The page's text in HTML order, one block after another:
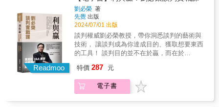
歲的生日禮物。更要獻給去年驟逝、已在天上
和老爸相聚的老媽，雖然我們無法再拿著我的
新書合照。老媽我愛您，感謝您，您們一直都
在。&前言/看電影學談判溝通這本書可以幫助
讀者更容易理解「看電影學談判溝通」的核心
理念、實踐方法以及相應的好處和利益，並激
發學習興趣。幫助讀者更具體理解如何透過
「看電影」來提升溝通技巧和談判時的應對能
工作及生活的目標與成功。&本書的五大特色：
1.深入分析電影場景對於每一部電影，挑選其
中關鍵場景深入分析，包括：「角色的人物背
的觀念、知識和技巧。我的第一本書《談判力
就是你的超能力》也在同年出版，幫助讀者：
不求全拿，但得更多，愈談愈有利。&無論談
判、銷售或溝通，我們都希望能在最短的時間
內：談判雙贏、成功銷售、有效溝通，呼應我
的前三本書：《談判力就是你的超能力》、
寓教於樂地將七部好電影寫在我的第四本書
裡，希望你喜歡這本書，更希望因為看了書，
引發你對這幾部好片的興趣，馬上去找正版電
這一步。 天災地變無法控制，人際衝突甚至戰
爭卻可以由我們自己終結， 開啟全新可能性，
創造彼此繁榮共存的未來！ 享譽世界的國際談
判專家尤瑞，具有人類學家及調解者的雙重背
景，他認為「衝突是自然的」，是生活的一部
分，各方不同立場的觀點與利益分岐，自然導
致衝突無處不在，也不會消失。他的談判特點
著重從人類學家的思維與視角切入，找出創造
1977年仍是哈佛人類學研究生的尤瑞，即獲邀
參與中東和談，開啟他接下來50年精實豐厚的
談判經歷。1980年代，他協助美蘇政府降低核
Readmoo
劉必榮 著
先覺 出版
2024/07/01 出版
談判權威劉必榮教授，帶你洞悉談判的藝術與
技術， 讓談判成為你達成目的、獲取想要東西
的工具！ 談判目的並不在於贏，而在於
的； 反之，談判若「輸而有利」，則是可以接
受的。 重疊的利益才是彼此關係能否黏著、長
久維持的關鍵。 「我寫這本書的目的，是為讀
特價 287 元
電子書